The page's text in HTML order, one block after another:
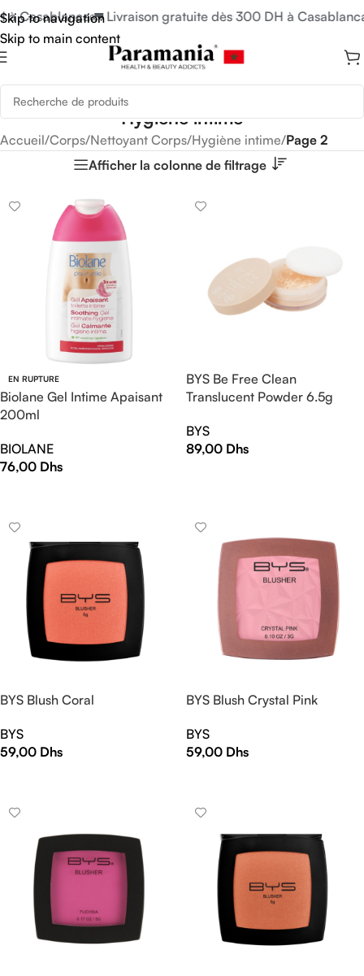
Skip to navigation
Skip to main content
Casablanca🚛 Livraison gratuite dès 300 DH à Casablanca
Hygiène intime
Accueil/Corps/Nettoyant Corps/Hygiène intime/Page 2
Afficher la colonne de filtrage
EN RUPTURE
Biolane Gel Intime Apaisant
200ml
BIOLANE
76,00 Dhs
BYS Be Free Clean
Translucent Powder 6.5g
BYS
89,00 Dhs
BYS Blush Coral
BYS
59,00 Dhs
BYS Blush Crystal Pink
BYS
59,00 Dhs